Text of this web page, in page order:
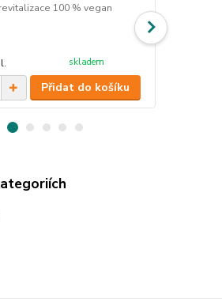
100 % vegan
skladem
Přidat do košíku
menstruací,
ženského